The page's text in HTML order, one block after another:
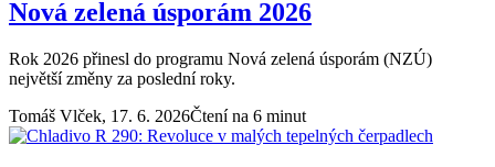
Nová zelená úsporám 2026
Rok 2026 přinesl do programu Nová zelená úsporám (NZÚ)
největší změny za poslední roky.
Tomáš Vlček, 17. 6. 2026Čtení na 6 minut